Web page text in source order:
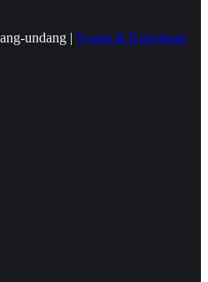
undang | Syarat & Ketentuan